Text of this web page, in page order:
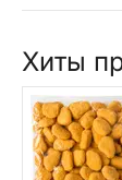
Хиты